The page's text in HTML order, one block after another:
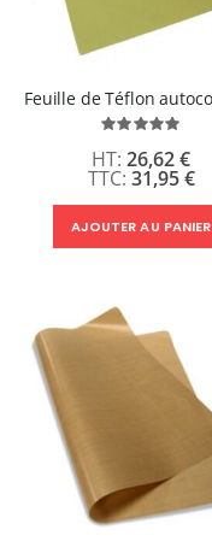
Évaluation:
31,95 €
26,62 €
AJOUTER AU PANIER